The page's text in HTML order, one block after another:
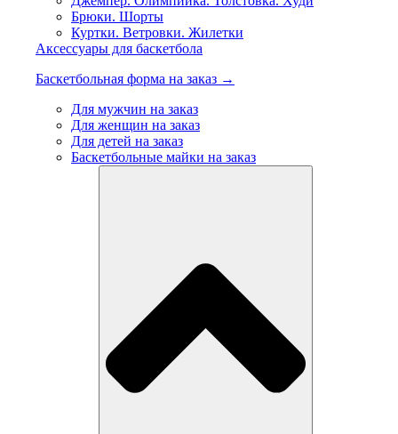
Брюки. Шорты
Куртки. Ветровки. Жилетки
Аксессуары для баскетбола
Баскетбольная форма на заказ →
Для мужчин на заказ
Для женщин на заказ
Для детей на заказ
Баскетбольные майки на заказ